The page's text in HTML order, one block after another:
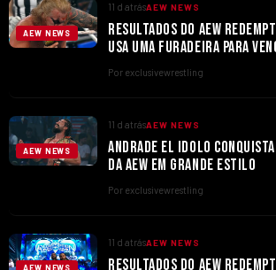
AEW NEWS
11 d atrásAEW NEWS
RESULTADOS DO AEW
USA UMA FURADEIRA PARA
TOMMASO CIAMPA
Por exclusivewrestling
AEW NEWS
11 d atrásAEW NEWS
ANDRADE EL IDOLO
DA AEW EM GRANDE ESTILO
Por exclusivewrestling
AEW NEWS
11 d atrásAEW NEWS
RESULTADOS DO AEW